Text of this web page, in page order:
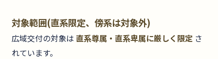
対象範囲(直系限定、傍系は対象外)
広域交付の対象は 直系尊属・直系卑属に厳しく限定 さ
れています。